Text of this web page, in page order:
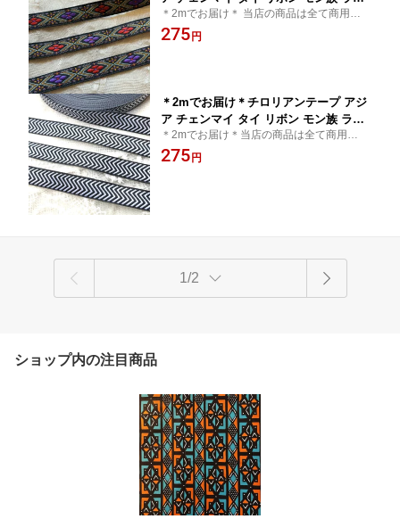
ンテープ 縁取り 手作り 細め クラフト
ハンドメイド 花 10mm 15mm アジアン
＊2mでお届け＊ 当店の商品は全て商用可能
です＊チロリアンテープ タイ買付 チェンマ
イ タイ リボン モン族 アジアン雑貨 エスニ
275円
＊2mでお届け＊チロリアンテープ アジ
ア チェンマイ タイ リボン モン族 ライ
ンテープ 縁取り 手作り 細め クラフト
ハンドメイド 花 10mm 15mm アジアン
＊2mでお届け＊当店の商品は全て商用可能
です＊チロリアンテープ タイ買付 チェンマ
イ タイ リボン モン族 アジアン雑貨 エスニ
275円
1/2
ショップ内の注目商品